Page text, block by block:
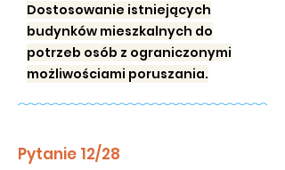
Dostosowanie istniejących
budynków mieszkalnych do
potrzeb osób z ograniczonymi
możliwościami poruszania.
Pytanie 12/28